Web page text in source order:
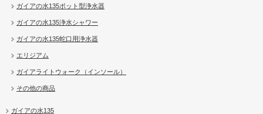
ガイアの水135ポット型浄水器
ガイアの水135浄水シャワー
ガイアの水135蛇口用浄水器
エリジアム
ガイアライトウォーク（インソール）
その他の商品
ガイアの水135